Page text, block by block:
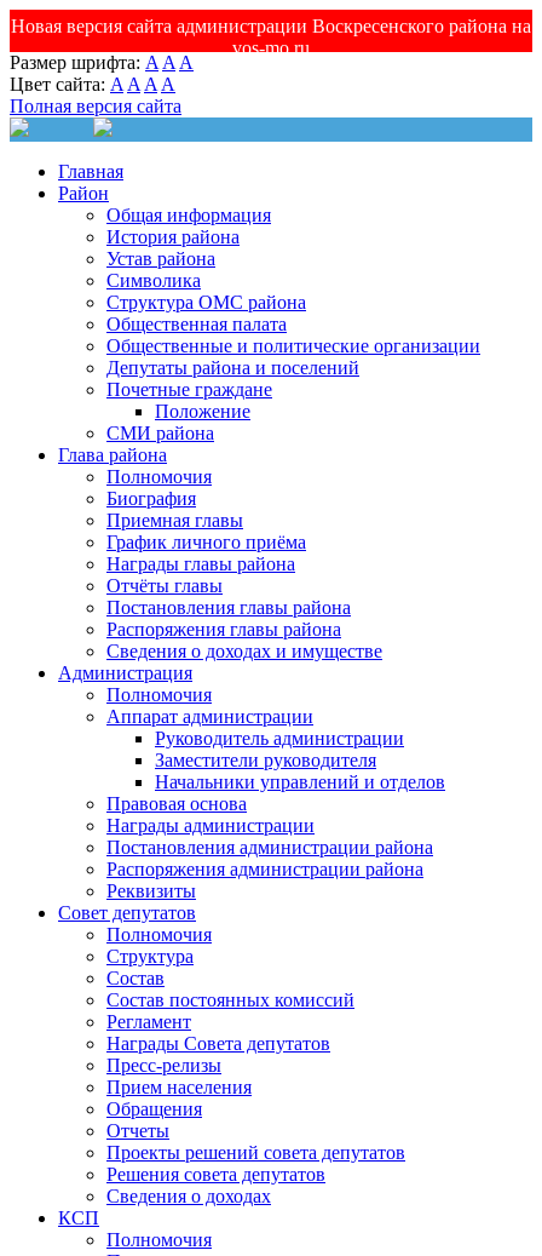
Новая версия сайта администрации Воскресенского района на
vos-mo.ru
Размер шрифта: A A A
Цвет сайта: A A A A
Полная версия сайта
Главная
Район
Общая информация
История района
Устав района
Символика
Структура ОМС района
Общественная палата
Общественные и политические организации
Депутаты района и поселений
Почетные граждане
Положение
СМИ района
Глава района
Полномочия
Биография
Приемная главы
График личного приёма
Награды главы района
Отчёты главы
Постановления главы района
Распоряжения главы района
Сведения о доходах и имуществе
Администрация
Полномочия
Аппарат администрации
Руководитель администрации
Заместители руководителя
Начальники управлений и отделов
Правовая основа
Награды администрации
Постановления администрации района
Распоряжения администрации района
Реквизиты
Совет депутатов
Полномочия
Структура
Состав
Состав постоянных комиссий
Регламент
Награды Совета депутатов
Пресс-релизы
Прием населения
Обращения
Отчеты
Проекты решений совета депутатов
Решения совета депутатов
Сведения о доходах
КСП
Полномочия